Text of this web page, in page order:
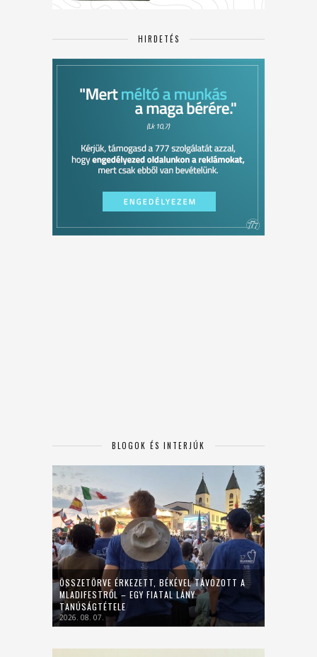
HIRDETÉS
BLOGOK ÉS INTERJÚK
ÖSSZETÖRVE ÉRKEZETT, BÉKÉVEL TÁVOZOTT A
MLADIFESTRŐL – EGY FIATAL LÁNY
TANÚSÁGTÉTELE
2026. 08. 07.